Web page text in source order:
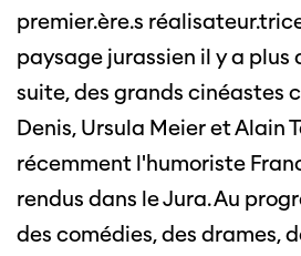
premier.ère.s
paysage jurassien il y a plus
suite, des grands cinéastes
Denis, Ursula Meier et Alain
récemment l'humoriste
rendus dans le Jura. Au
des comédies, des drames,